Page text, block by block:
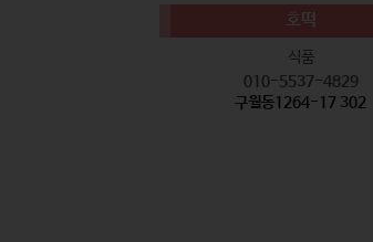
호떡
식품
010-5537-4829
구월동1264-17 302